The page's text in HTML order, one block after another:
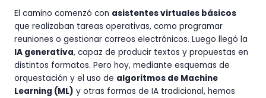
El camino comenzó con asistentes virtuales básicos
que realizaban tareas operativas, como programar
reuniones o gestionar correos electrónicos. Luego llegó la
IA generativa, capaz de producir textos y propuestas en
distintos formatos. Pero hoy, mediante esquemas de
orquestación y el uso de algoritmos de Machine
Learning (ML) y otras formas de IA tradicional, hemos